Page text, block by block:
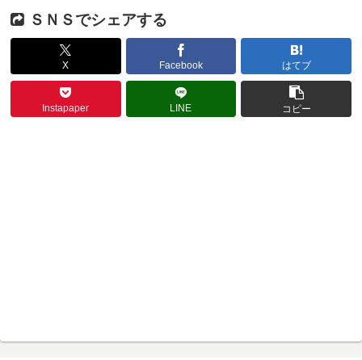
ＳＮＳでシェアする
X Facebook はてブ
Instapaper LINE コピー